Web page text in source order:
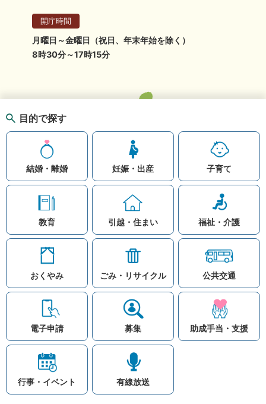
知りたい情報を検索
注目ワード
公共交通
入札
高齢者福祉 補助金
目的で探す
結婚・離婚 妊娠・出産 子育て
教育 引越・住まい 福祉・介護
おくやみ ごみ・リサイクル 公共交通
電子申請 募集 助成手当・支援
行事・イベント 有線放送
開庁時間
月曜日～金曜日（祝日、年末年始を除く）
8時30分～17時15分
お問い合わせ
リンク集
このホームページ
著作権と免責事項につ
プライバシーポリシー
© Village Hara